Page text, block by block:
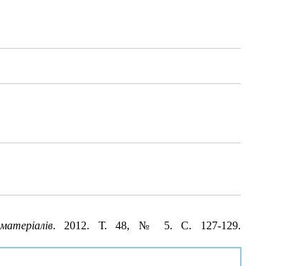
. 2012. Т. 48, № 5. С. 127-129.